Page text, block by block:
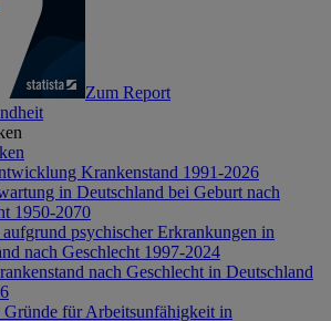
Zum Report
Krankenstand 1991-2026
in Deutschland bei Geburt nach
1950-2070
psychischer Erkrankungen in
nach Geschlecht 1997-2024
nach Geschlecht in Deutschland
Gründe für Arbeitsunfähigkeit in